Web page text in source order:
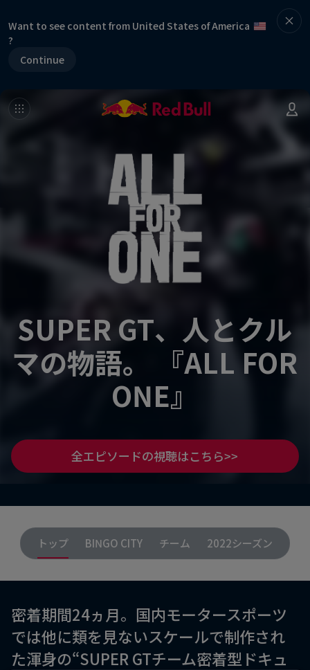
Want to see content from United States of America
?
Continue
SUPER GT、人とクル
マの物語。 『ALL FOR
ONE』
全エピソードの視聴はこちら>>
トップ BINGO CITY チーム 2022シーズン
密着期間24ヵ月。国内モータースポーツ
では他に類を見ないスケールで制作され
た渾身の“SUPER GTチーム密着型ドキュ